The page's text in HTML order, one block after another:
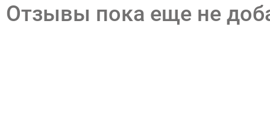
Отзывы пока еще не